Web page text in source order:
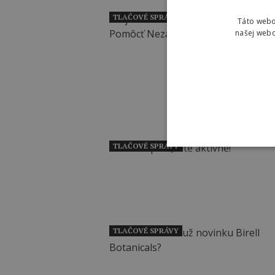
TLAČOVÉ SPRÁVY
TLAČOVÉ SPRÁVY
TLAČOVÉ SPRÁVY
Táto
našej